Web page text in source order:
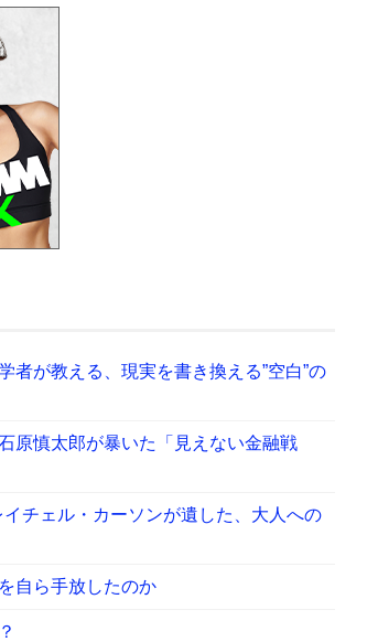
が教える、現実を書き換える”空白”の
原慎太郎が暴いた「見えない金融戦
チェル・カーソンが遺した、大人への
自ら手放したのか